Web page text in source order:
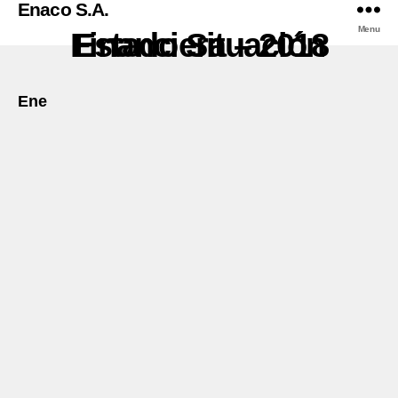
Enaco S.A.
Menu
Estado Situación Financiera – 2018
Ene